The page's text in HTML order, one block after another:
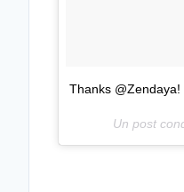
Thanks @Zendaya!
Un post